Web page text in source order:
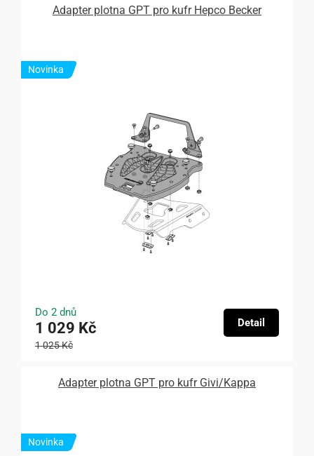
Adapter plotna GPT pro kufr Hepco Becker
Novinka
Do 2 dnů
1 029 Kč
1 025 Kč
Detail
Adapter plotna GPT pro kufr Givi/Kappa
Novinka